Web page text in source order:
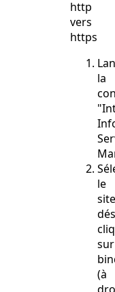
http
vers
https
la
le
site
sur
(à